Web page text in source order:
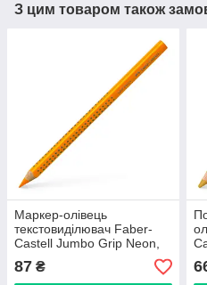
З цим товаром також
Маркер-олівець
текстовиділювач Faber-
Castell Jumbo Grip Neon,
колір помаранчевий,
114815
87 ₴